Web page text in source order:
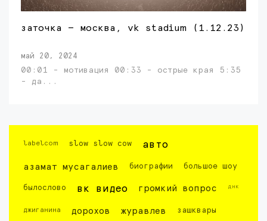
заточка — москва, vk stadium (1.12.23)
май 20, 2024
00:01 - мотивация 00:33 - острые края 5:35
- да...
labelcom slow slow cow авто
азамат мусагалиев биографии большое шоу
былослово вк видео громкий вопрос днк
джиганина дорохов журавлев зашквары